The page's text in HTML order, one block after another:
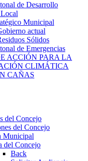
de Desarrollo
Municipal
actual
Sólidos
de Emergencias
ACCIÓN PARA LA
CLIMÁTICA
CAÑAS
del Concejo
del Concejo
Municipal
del Concejo
Back